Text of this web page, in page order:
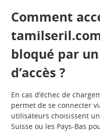
Comment
bloqué par
d’accès ?
En cas d’échec de
permet de se connecter
utilisateurs choisissent
Suisse ou les Pays-Bas